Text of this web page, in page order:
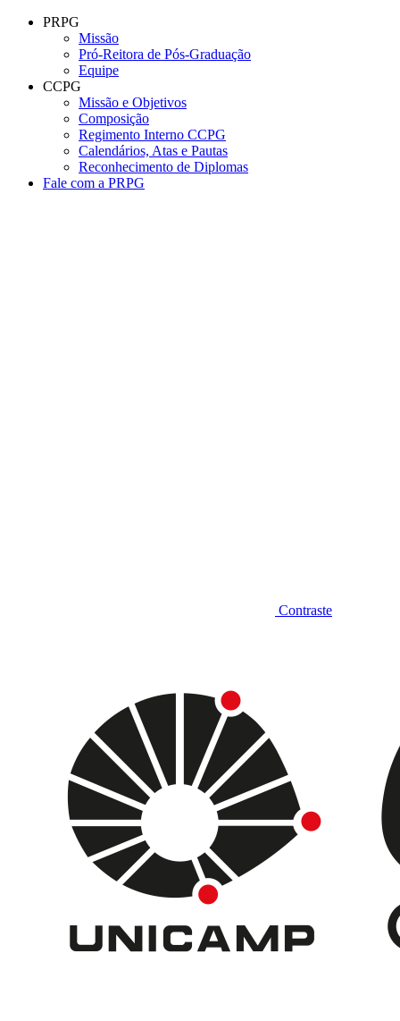
Conteúdo principal
PRPG
Missão
Pró-Reitora de Pós-Graduação
Equipe
CCPG
Missão e Objetivos
Composição
Regimento Interno CCPG
Calendários, Atas e Pautas
Reconhecimento de Diplomas
Fale com a PRPG
Contraste